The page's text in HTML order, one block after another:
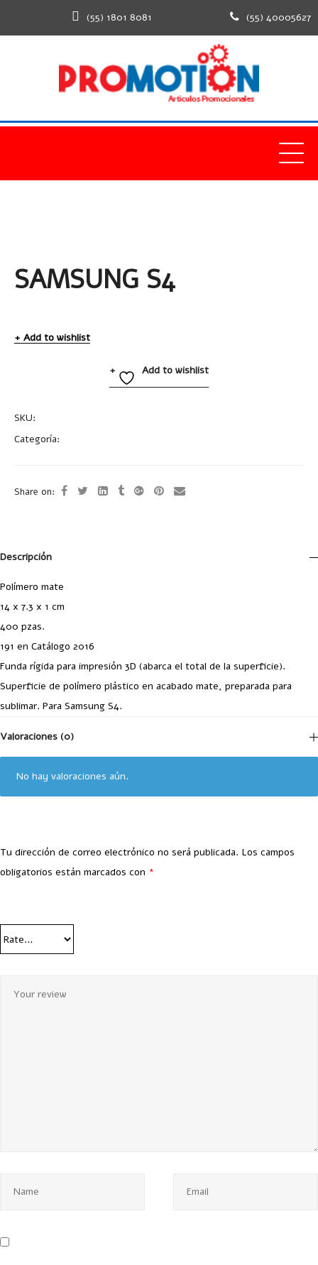
(55) 1801 8081 (55) 40005627
SAMSUNG S4
Add to wishlist
Add to wishlist
SKU:
Categoría:
Share on:
Descripción
Polímero mate
14 x 7.3 x 1 cm
400 pzas.
191 en Catálogo 2016
Funda rígida para impresión 3D (abarca el total de la superficie).
Superficie de polímero plástico en acabado mate, preparada para
sublimar. Para Samsung S4.
Valoraciones (0)
No hay valoraciones aún.
Tu dirección de correo electrónico no será publicada. Los campos
obligatorios están marcados con *